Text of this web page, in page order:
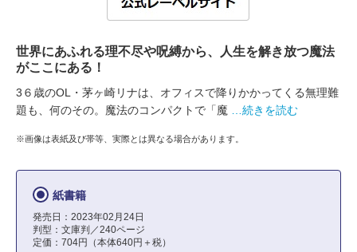
世界にあふれる理不尽や呪縛から、人生を解き放つ魔法
がここにある！
3６歳のOL・茅ヶ崎リナは、オフィスで降りかかってくる無理難
題も、何のその。魔法のコンパクトで「魔
…続きを読む
※画像は表紙及び帯等、実際とは異なる場合があります。
紙書籍
発売日：2023年02月24日
判型：文庫判／240ページ
定価：704円（本体640円＋税）